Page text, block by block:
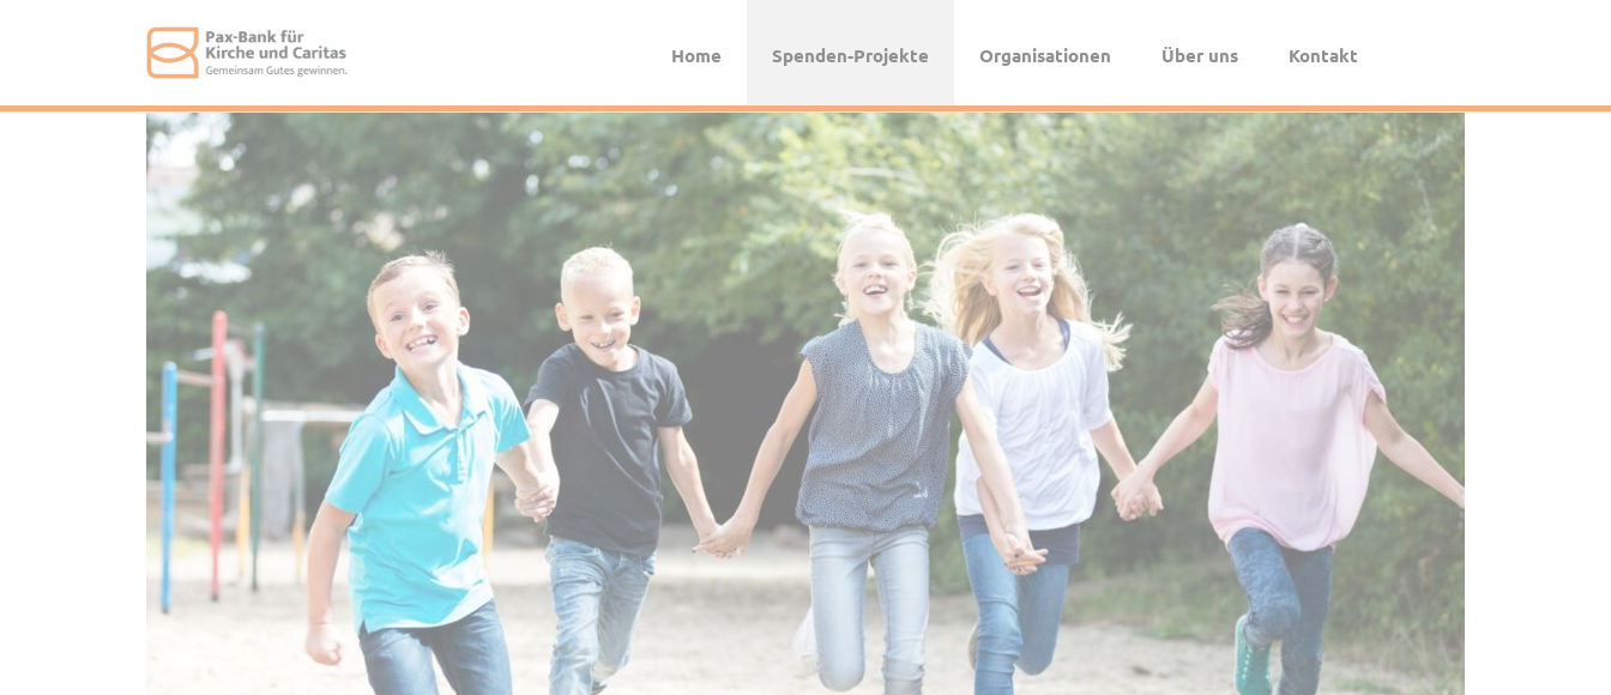
Home Spenden-Projekte Organisationen Über uns
Das Spendenportal
Die Pax-BKC
Das Team
Registrierung für Institutionen
Kontakt